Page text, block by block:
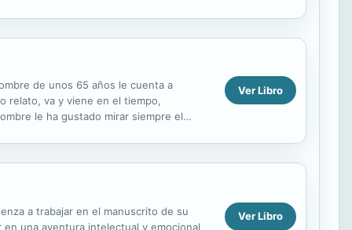
de unos 65 años le cuenta a
relato, va y viene en el tiempo,
le ha gustado mirar siempre el
Ver Libro
a trabajar en el manuscrito de su
una aventura intelectual y emocional
Ver Libro